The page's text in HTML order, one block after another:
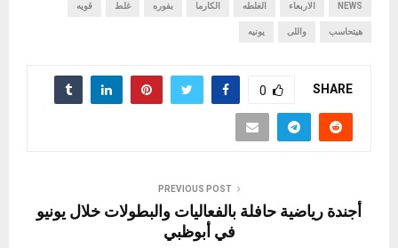
NEWS الاربعاء الغلطه الكارما بفوره غلط قويه
هيتحاسب واللى يونيه
SHARE
0
PREVIOUS POST
أجندة رياضية حافلة بالفعاليات والبطولات خلال يونيو
في أبوظبي